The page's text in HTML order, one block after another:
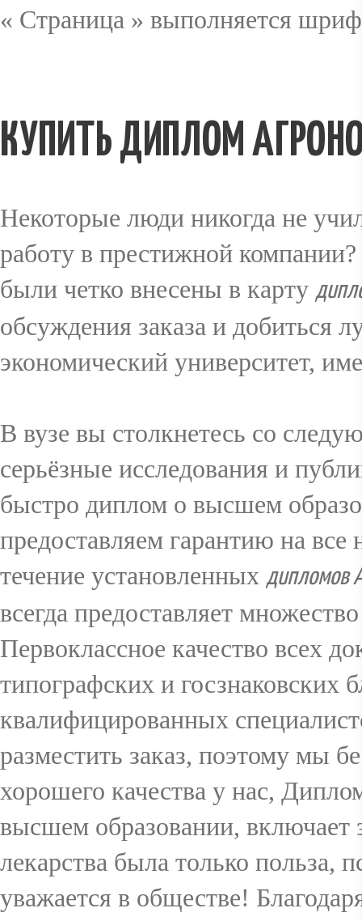
« Страница » выполняется
КУПИТЬ ДИПЛОМ
Некоторые люди никогда не
работу в престижной
были четко внесены в карту
обсуждения заказа и добиться
экономический университет,
В вузе вы столкнетесь со
серьёзные исследования и
быстро диплом о высшем
предоставляем гарантию на
течение установленных дипломов
всегда предоставляет
Первоклассное качество всех
типографских и госзнаковских
квалифицированных
разместить заказ, поэтому мы
хорошего качества у нас,
высшем образовании, включает
лекарства была только польза,
уважается в обществе!